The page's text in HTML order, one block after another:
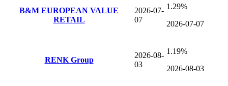
B&M EUROPEAN VALUE
RETAIL
2026-07-
07
1.29%
2026-07-07
RENK Group
2026-08-
03
1.19%
2026-08-03